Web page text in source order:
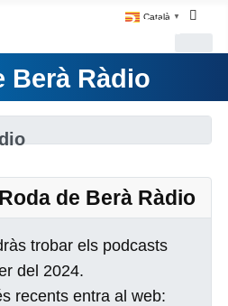
Català ▼
Berà Ràdio
de Berà Ràdio
trobar els podcasts
del 2024.
recents entra al web: